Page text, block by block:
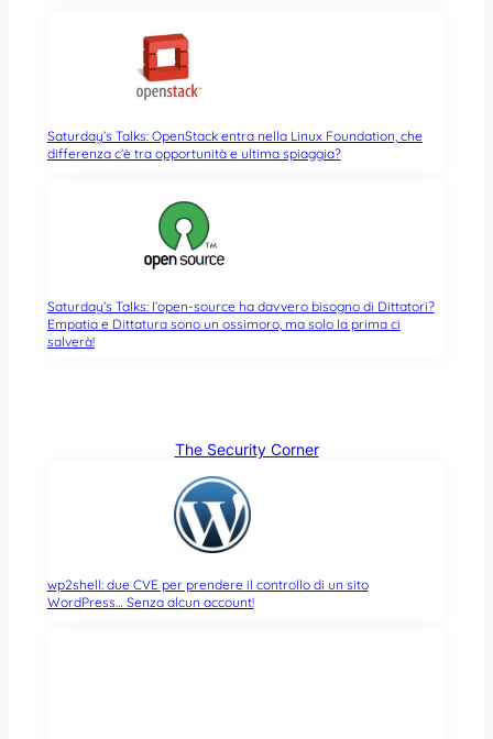
Saturday’s Talks: OpenStack entra nella Linux Foundation, che
differenza c’è tra opportunità e ultima spiaggia?
Saturday’s Talks: l’open-source ha davvero bisogno di Dittatori?
Empatia e Dittatura sono un ossimoro, ma solo la prima ci
salverà!
The Security Corner
wp2shell: due CVE per prendere il controllo di un sito
WordPress… Senza alcun account!